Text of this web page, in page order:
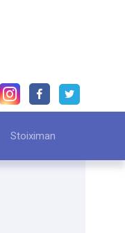
Stoiximan